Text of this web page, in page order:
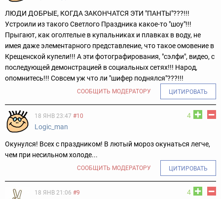
ЛЮДИ ДОБРЫЕ, КОГДА ЗАКОНЧАТСЯ ЭТИ "ПАНТЫ"???!!!
Устроили из такого Светлого Праздника какое-то "шоу"!!!
Прыгают, как оголтелые в купальниках и плавках в воду, не
имея даже элементарного представление, что такое омовение в
Крещенской купели!!! А эти фотографирования, "сэлфи", видео, с
последующей демонстрацией в социальных сетях!!! Народ,
опомнитесь!!! Совсем уж что ли "шифер поднялся"???!!!
СООБЩИТЬ МОДЕРАТОРУ ЦИТИРОВАТЬ
4
18 ЯНВ 23:47 #10
Logic_man
Окунулся! Всех с праздником! В лютый мороз окунаться легче,
чем при несильном холоде...
СООБЩИТЬ МОДЕРАТОРУ ЦИТИРОВАТЬ
4
18 ЯНВ 21:06 #9